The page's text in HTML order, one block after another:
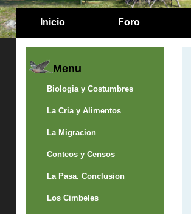
Inicio Foro
Menu
Biologia y Costumbres
La Cria y Alimentos
La Migracion
Conteos y Censos
La Pasa. Conclusion
Los Cimbeles